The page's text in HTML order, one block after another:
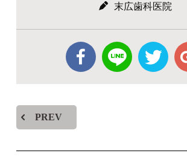
末広歯科医院
PREV